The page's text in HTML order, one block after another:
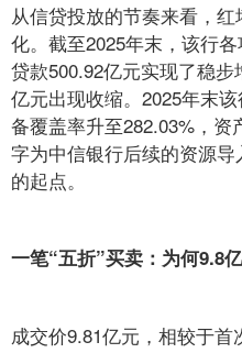
从信贷投放的节奏来看，
化。截至2025年末，该行
贷款500.92亿元实现了稳
亿元出现收缩。2025年末
备覆盖率升至282.03%，
字为中信银行后续的资源
的起点。
一笔“五折”买卖：为何9.8
成交价9.81亿元，相较于